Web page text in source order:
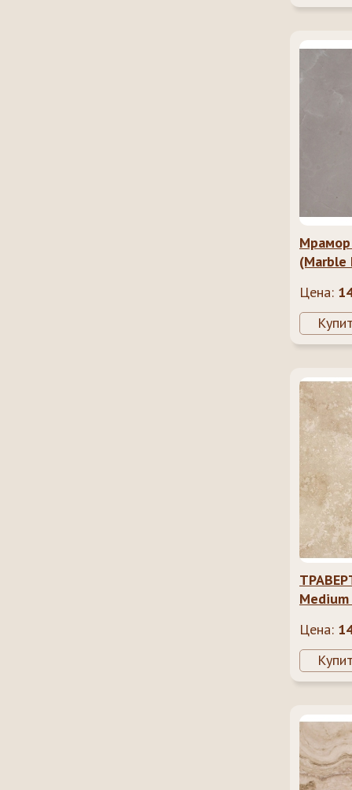
Мрамор
(Marble
Цена:
Цена: